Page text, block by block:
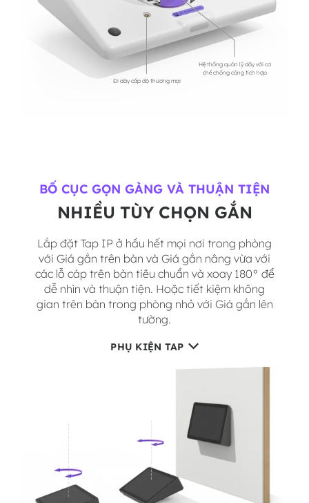
Hệ thống quản lý dây với cơ
chế chống căng tích hợp
Đi dây cấp độ thương mại
BỐ CỤC GỌN GÀNG VÀ THUẬN TIỆN
NHIỀU TÙY CHỌN GẮN
Lắp đặt Tap IP ở hầu hết mọi nơi trong phòng
với Giá gắn trên bàn và Giá gắn nâng vừa với
các lỗ cáp trên bàn tiêu chuẩn và xoay 180° để
dễ nhìn và thuận tiện. Hoặc tiết kiệm không
gian trên bàn trong phòng nhỏ với Giá gắn lên
tường.
PHỤ KIỆN TAP